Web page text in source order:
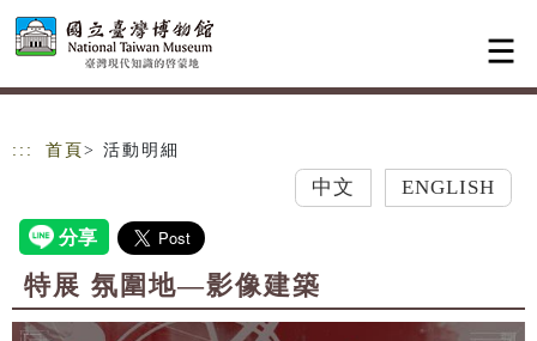
跳到主要內容
網站導覽
::: 首頁 > 活動明細
中文 ENGLISH
特展 氛圍地—影像建築